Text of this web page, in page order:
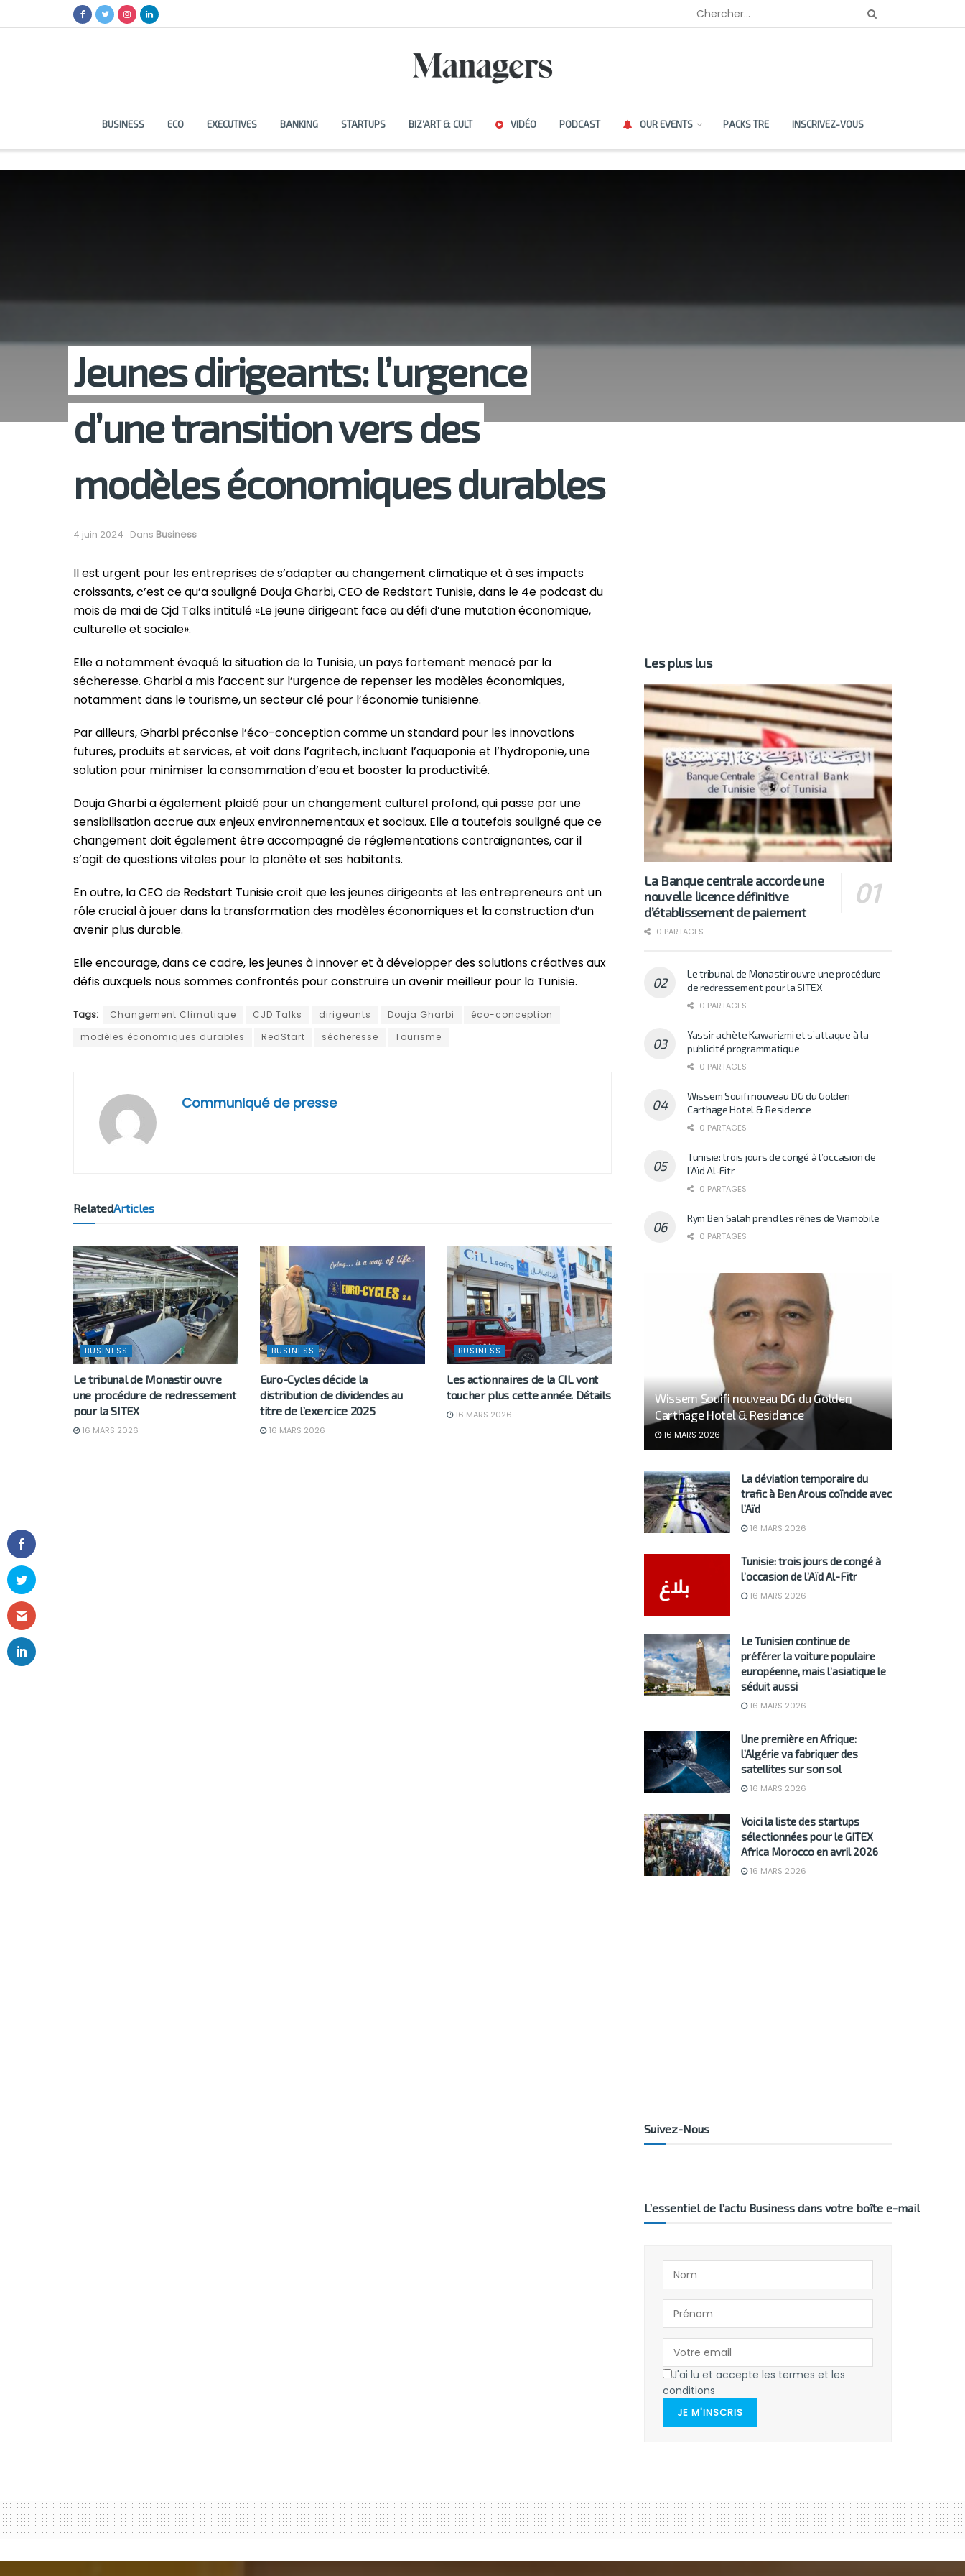
BUSINESS ECO EXECUTIVES BANKING STARTUPS BIZ’ART & CULT VIDÉO PODCAST OUR EVENTS PACKS TRE INSCRIVEZ-VOUS
Jeunes dirigeants: l’urgence
d’une transition vers des
modèles économiques durables
4 juin 2024 Dans Business
Il est urgent pour les entreprises de s’adapter au changement climatique et à ses impacts
croissants, c’est ce qu’a souligné Douja Gharbi, CEO de Redstart Tunisie, dans le 4e podcast du
mois de mai de Cjd Talks intitulé «Le jeune dirigeant face au défi d’une mutation économique,
culturelle et sociale».
Elle a notamment évoqué la situation de la Tunisie, un pays fortement menacé par la
sécheresse. Gharbi a mis l’accent sur l’urgence de repenser les modèles économiques,
notamment dans le tourisme, un secteur clé pour l’économie tunisienne.
Par ailleurs, Gharbi préconise l’éco-conception comme un standard pour les innovations
futures, produits et services, et voit dans l’agritech, incluant l’aquaponie et l’hydroponie, une
solution pour minimiser la consommation d’eau et booster la productivité.
Douja Gharbi a également plaidé pour un changement culturel profond, qui passe par une
sensibilisation accrue aux enjeux environnementaux et sociaux. Elle a toutefois souligné que ce
changement doit également être accompagné de réglementations contraignantes, car il
s’agit de questions vitales pour la planète et ses habitants.
En outre, la CEO de Redstart Tunisie croit que les jeunes dirigeants et les entrepreneurs ont un
rôle crucial à jouer dans la transformation des modèles économiques et la construction d’un
avenir plus durable.
Elle encourage, dans ce cadre, les jeunes à innover et à développer des solutions créatives aux
défis auxquels nous sommes confrontés pour construire un avenir meilleur pour la Tunisie.
Tags: Changement Climatique CJD Talks dirigeants Douja Gharbi
éco-conception
modèles économiques durables
RedStart sécheresse Tourisme
Communiqué de presse
RelatedArticles
BUSINESS
Le tribunal de Monastir ouvre
une procédure de redressement
pour la SITEX
16 MARS 2026
BUSINESS
Euro-Cycles décide la
distribution de dividendes au
titre de l’exercice 2025
16 MARS 2026
BUSINESS
Les actionnaires de la CIL vont
toucher plus cette année. Détails
16 MARS 2026
Les plus lus
La Banque centrale accorde une
nouvelle licence définitive
d’établissement de paiement
0 PARTAGES
Le tribunal de Monastir ouvre une procédure
de redressement pour la SITEX
0 PARTAGES
Yassir achète Kawarizmi et s’attaque à la
publicité programmatique
0 PARTAGES
Wissem Souifi nouveau DG du Golden
Carthage Hotel & Residence
0 PARTAGES
Tunisie: trois jours de congé à l’occasion de
l’Aïd Al-Fitr
0 PARTAGES
Rym Ben Salah prend les rênes de Viamobile
0 PARTAGES
Wissem Souifi nouveau DG du Golden
Carthage Hotel & Residence
16 MARS 2026
La déviation temporaire du
trafic à Ben Arous coïncide avec
l’Aïd
16 MARS 2026
Tunisie: trois jours de congé à
l’occasion de l’Aïd Al-Fitr
16 MARS 2026
Le Tunisien continue de
préférer la voiture populaire
européenne, mais l’asiatique le
séduit aussi
16 MARS 2026
Une première en Afrique:
l’Algérie va fabriquer des
satellites sur son sol
16 MARS 2026
Voici la liste des startups
sélectionnées pour le GITEX
Africa Morocco en avril 2026
16 MARS 2026
Suivez-Nous
L’essentiel de l’actu Business dans votre boîte e-mail
J'ai lu et accepte les termes et les
conditions
JE M'INSCRIS